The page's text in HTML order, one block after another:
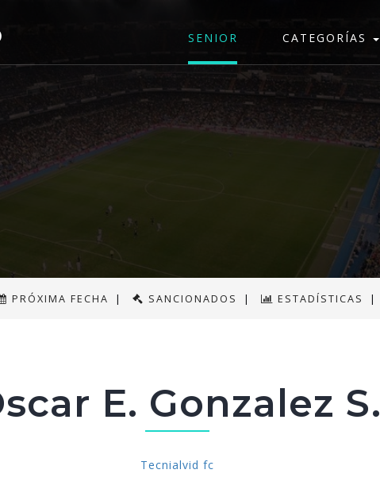
SENIOR CATEGORÍAS
PRÓXIMA FECHA | SANCIONADOS | ESTADÍSTICAS |
E. Gonzalez S.
Tecnialvid fc